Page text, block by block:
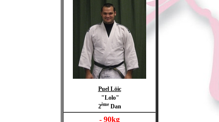
Puel Löic
"Lolo"
2èmeDan
- 90kg